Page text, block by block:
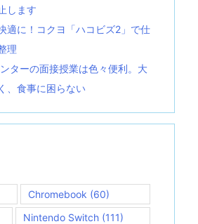
します
適に！コクヨ「ハコビズ2」で仕
理
ターの面接授業は色々便利。大
、食事に困らない
Chromebook (60)
Nintendo Switch(111)